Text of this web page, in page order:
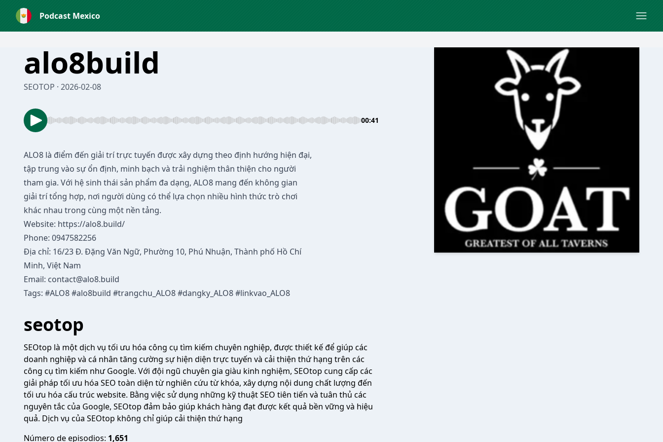
Podcast Mexico
alo8build
SEOTOP · 2026-02-08
00:41
ALO8 là điểm đến giải trí trực tuyến được xây dựng theo định hướng hiện đại,
tập trung vào sự ổn định, minh bạch và trải nghiệm thân thiện cho người
tham gia. Với hệ sinh thái sản phẩm đa dạng, ALO8 mang đến không gian
giải trí tổng hợp, nơi người dùng có thể lựa chọn nhiều hình thức trò chơi
khác nhau trong cùng một nền tảng.
Website: https://alo8.build/
Phone: 0947582256
Địa chỉ: 16/23 Đ. Đặng Văn Ngữ, Phường 10, Phú Nhuận, Thành phố Hồ Chí
Minh, Việt Nam
Email: contact@alo8.build
Tags: #ALO8 #alo8build #trangchu_ALO8 #dangky_ALO8 #linkvao_ALO8
seotop
SEOtop là một dịch vụ tối ưu hóa công cụ tìm kiếm chuyên nghiệp, được thiết kế để giúp các
doanh nghiệp và cá nhân tăng cường sự hiện diện trực tuyến và cải thiện thứ hạng trên các
công cụ tìm kiếm như Google. Với đội ngũ chuyên gia giàu kinh nghiệm, SEOtop cung cấp các
giải pháp tối ưu hóa SEO toàn diện từ nghiên cứu từ khóa, xây dựng nội dung chất lượng đến
tối ưu hóa cấu trúc website. Bằng việc sử dụng những kỹ thuật SEO tiên tiến và tuân thủ các
nguyên tắc của Google, SEOtop đảm bảo giúp khách hàng đạt được kết quả bền vững và hiệu
quả. Dịch vụ của SEOtop không chỉ giúp cải thiện thứ hạng
Número de episodios: 1,651